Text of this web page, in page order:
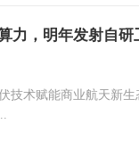
力，明年发射自研
术赋能商业航天新生